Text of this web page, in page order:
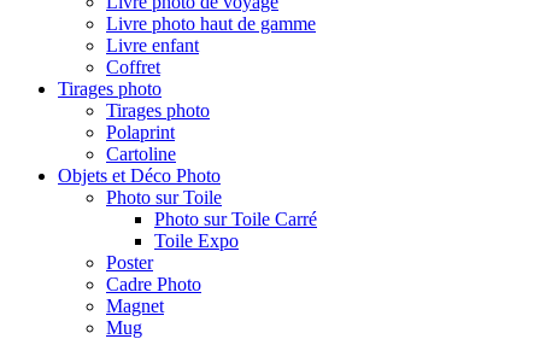
Livre photo haut de gamme
Livre enfant
Coffret
Tirages photo
Tirages photo
Polaprint
Cartoline
Objets et Déco Photo
Photo sur Toile
Photo sur Toile Carré
Toile Expo
Poster
Cadre Photo
Magnet
Mug